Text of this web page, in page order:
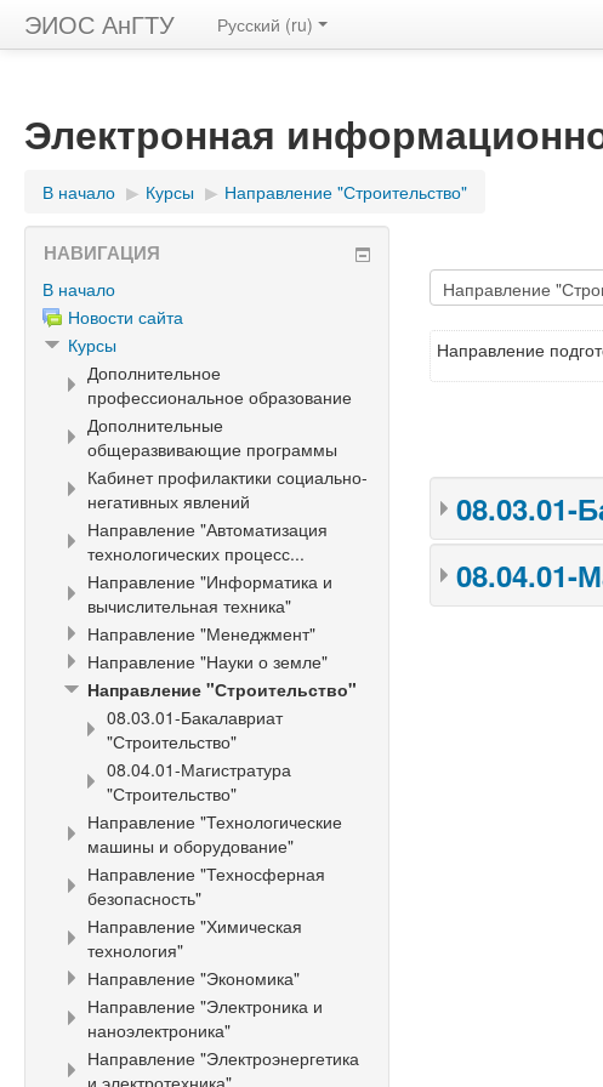
ЭИОС АнГТУ Русский ‎(ru)‎
Электронная
В начало ▶︎ Курсы ▶︎ Направление "Строительство"
Направление
08.03.01-
08.04.01-
НАВИГАЦИЯ
В начало
Новости сайта
Курсы
Дополнительное
профессиональное образование
Дополнительные
общеразвивающие программы
Кабинет профилактики социально-
негативных явлений
Направление "Автоматизация
технологических процесс...
Направление "Информатика и
вычислительная техника"
Направление "Менеджмент"
Направление "Науки о земле"
Направление "Строительство"
08.03.01-Бакалавриат
"Строительство"
08.04.01-Магистратура
"Строительство"
Направление "Технологические
машины и оборудование"
Направление "Техносферная
безопасность"
Направление "Химическая
технология"
Направление "Экономика"
Направление "Электроника и
наноэлектроника"
Направление "Электроэнергетика
и электротехника"